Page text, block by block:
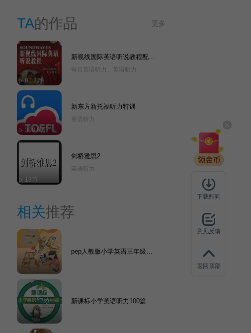
TA的作品 更多
81.2万
新视线国际英语听说教程配套
听力
每日英语听力、英语听力
398.6万
新东方新托福听力特训
英语听力
13万
剑桥雅思2
英语听力
相关推荐
pep人教版小学英语三年级下
新课标小学英语听力100篇
下载酷狗
意见反馈
返回顶部